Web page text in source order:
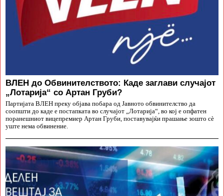
ВЛЕН до Обвинителството: Каде заглави случајот
„Лотарија“ со Артан Груби?
Партијата ВЛЕН преку објава побара од Јавното обвинителство да
соопшти до каде е постапката во случајот „Лотарија“, во кој е опфатен
поранешниот вицепремиер Артан Груби, поставувајќи прашање зошто сè
уште нема обвинение.